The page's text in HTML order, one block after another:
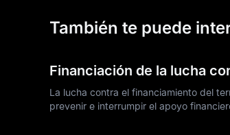
También te puede
Financiación de la lucha
La lucha contra el financiamiento del
prevenir e interrumpir el apoyo